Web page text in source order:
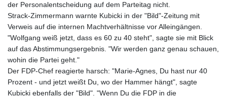
der Personalentscheidung auf dem Parteitag nicht.
Strack-Zimmermann warnte Kubicki in der "Bild"-Zeitung mit
Verweis auf die internen Machtverhältnisse vor Alleingängen.
"Wolfgang weiß jetzt, dass es 60 zu 40 steht", sagte sie mit Blick
auf das Abstimmungsergebnis. "Wir werden ganz genau schauen,
wohin die Partei geht."
Der FDP-Chef reagierte harsch: "Marie-Agnes, Du hast nur 40
Prozent - und jetzt weißt Du, wo der Hammer hängt", sagte
Kubicki ebenfalls der "Bild". "Wenn Du die FDP in die